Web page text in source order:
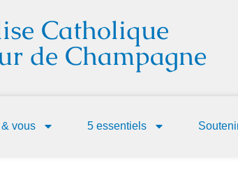
Catholique
de Champagne
& vous 5 essentiels